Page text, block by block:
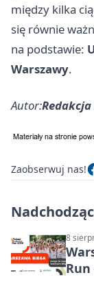
między kilka
się równie
na podstawie:
Warszawy.
Autor:
Zaobserwuj nas!
8